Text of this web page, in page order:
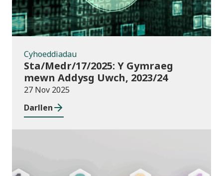
Cyhoeddiadau
Sta/Medr/17/2025: Y Gymraeg
mewn Addysg Uwch, 2023/24
27 Nov 2025
Darllen